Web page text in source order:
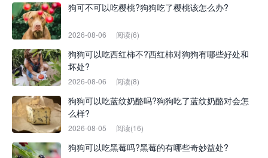
狗可不可以吃樱桃?狗狗吃了樱桃该怎么办?
2026-08-06 阅读(6)
狗狗可以吃西红柿不?西红柿对狗狗有哪些好处和
坏处?
2026-08-06 阅读(8)
狗狗可以吃蓝纹奶酪吗?狗狗吃了蓝纹奶酪对会怎
么样?
2026-08-05 阅读(16)
狗狗可以吃黑莓吗?黑莓的有哪些奇妙益处?